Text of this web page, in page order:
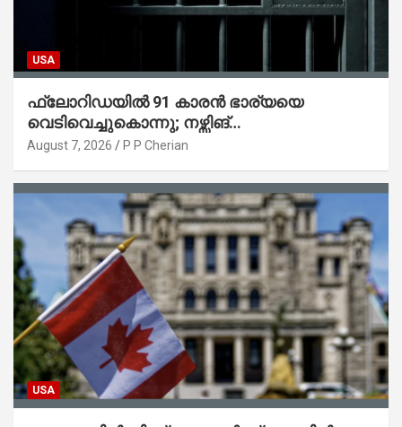
USA
ഫ്ലോറിഡയിൽ 91 കാരൻ ഭാര്യയെ
വെടിവെച്ചുകൊന്നു; നഴ്സിങ്
ഹോമിലാക്കില്ലെന്ന് നൽകിയ വാഗ്ദാനം
August 7, 2026 P P Cherian
USA